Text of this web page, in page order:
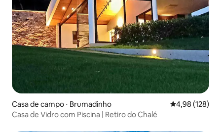
Casa de campo ⋅ Brumadinho 4,98 de uma
4,98 (128)
Casa de Vidro com Piscina | Retiro do Chalé